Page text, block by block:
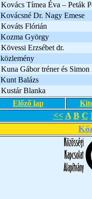
Kovács Tímea Éva – Peták
Kovácsné Dr. Nagy Emese
Kováts Flórián
Kozma György
Kövessi Erzsébet dr.
közlemény
Kuna Gábor tréner és
Kunt Balázs
Kustár Blanka
Előző lap
<< A B C